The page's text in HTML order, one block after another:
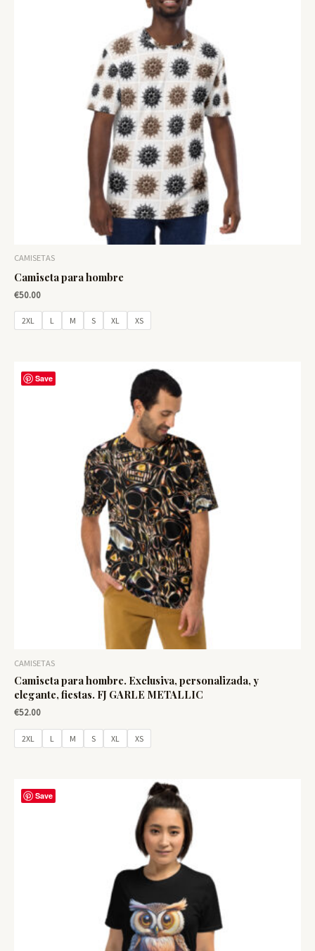
CAMISETAS
Camiseta para hombre
€50.00
2XL L M S XL XS
Save
CAMISETAS
Camiseta para hombre. Exclusiva, personalizada, y
elegante, fiestas. FJ GARLE METALLIC
€52.00
2XL L M S XL XS
Save